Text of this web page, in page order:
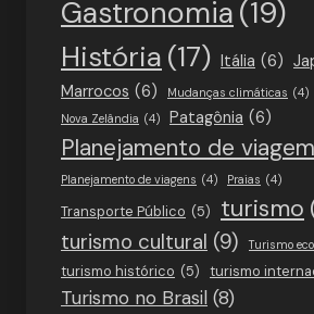
Gastronomia (19)
História (17) Itália (6)
Marrocos (6) Mudanças climáticas (4)
Nova Zelândia (4) Patagônia (6)
Planejamento de viagem
Planejamento de viagens (4) Praias (4)
Transporte Público (5) turismo
turismo cultural (9) Turismo
turismo histórico (5) turismo
Turismo no Brasil (8)